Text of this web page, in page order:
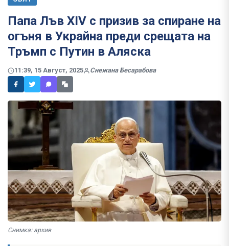
Папа Лъв XIV с призив за спиране на
огъня в Украйна преди срещата на
Тръмп с Путин в Аляска
11:39, 15 Август, 2025 Снежана Бесарабова
Снимка: архив